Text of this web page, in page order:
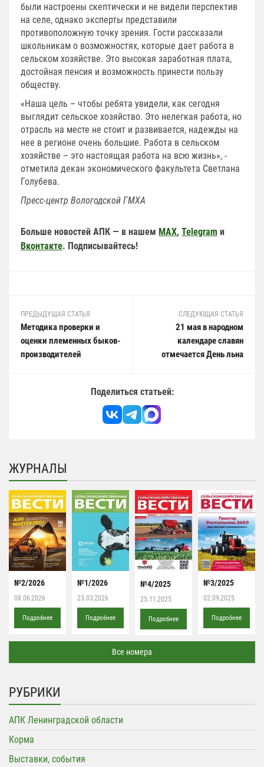
были настроены скептически и не видели перспектив
на селе, однако эксперты представили
противоположную точку зрения. Гости рассказали
школьникам о возможностях, которые дает работа в
сельском хозяйстве. Это высокая заработная плата,
достойная пенсия и возможность принести пользу
обществу.
«Наша цель – чтобы ребята увидели, как сегодня
выглядит сельское хозяйство. Это нелегкая работа, но
отрасль на месте не стоит и развивается, надежды на
нее в регионе очень большие. Работа в сельском
хозяйстве – это настоящая работа на всю жизнь», -
отметила декан экономического факультета Светлана
Голубева.
Пресс-центр Вологодской ГМХА
Больше новостей АПК — в нашем MAX, Telegram и
Вконтакте. Подписывайтесь!
ПРЕДЫДУЩАЯ СТАТЬЯ
Методика проверки и
оценки племенных быков-
производителей
СЛЕДУЮЩАЯ СТАТЬЯ
21 мая в народном
календаре славян
отмечается День льна
Поделиться статьей:
ЖУРНАЛЫ
№2/2026
08.06.2026
Подробнее
№1/2026
23.03.2026
Подробнее
№4/2025
25.11.2025
Подробнее
№3/2025
02.09.2025
Подробнее
Все номера
РУБРИКИ
АПК Ленинградской области
Корма
Выставки, события